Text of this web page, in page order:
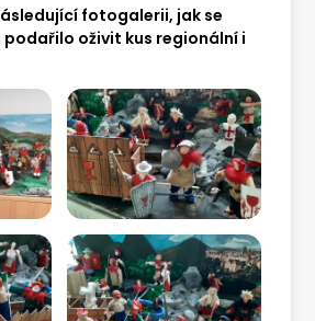
fotogalerii, jak se
oživit kus regionální i